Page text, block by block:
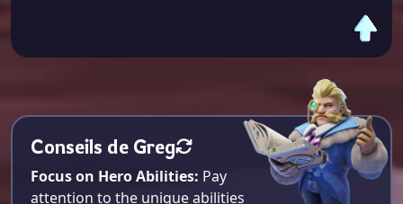
Conseils de Greg
Focus on Hero Abilities: Pay
attention to the unique abilities